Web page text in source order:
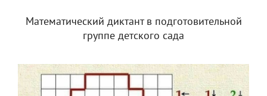
Математический диктант в подготовительной
группе детского сада